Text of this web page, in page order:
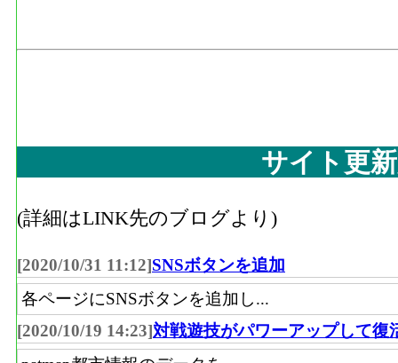
サイト更
(詳細はLINK先のブログより)
[2020/10/31 11:12]SNSボタンを追加
各ページにSNSボタンを追加し...
[2020/10/19 14:23]対戦遊技がパワーアップして復